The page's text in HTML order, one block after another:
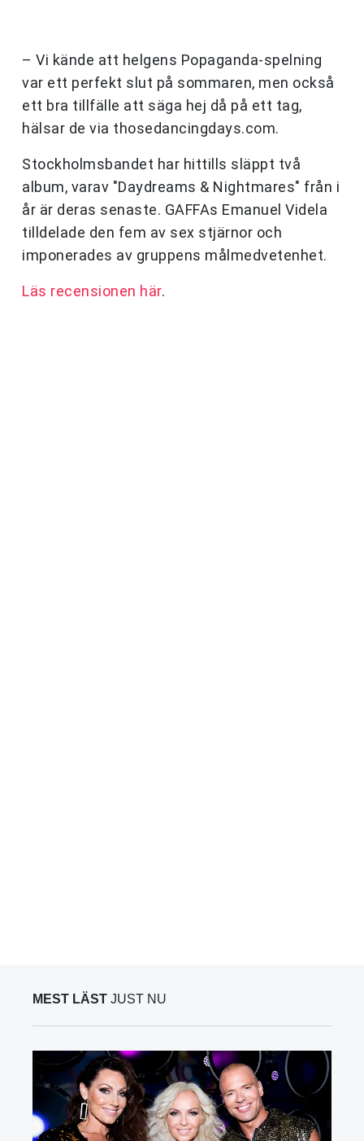
– Vi kände att helgens Popaganda-spelning
var ett perfekt slut på sommaren, men också
ett bra tillfälle att säga hej då på ett tag,
hälsar de via thosedancingdays.com.
Stockholmsbandet har hittills släppt två
album, varav "Daydreams & Nightmares" från i
år är deras senaste. GAFFAs Emanuel Videla
tilldelade den fem av sex stjärnor och
imponerades av gruppens målmedvetenhet.
Läs recensionen här.
MEST LÄST JUST NU